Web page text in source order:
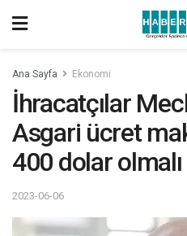
Ana Sayfa Ekonomi
İhracatçılar
Asgari ücret
400 dolar olmalı
2023-06-06